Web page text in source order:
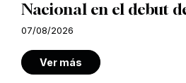
Nacional en el debut
07/08/2026
Ver más